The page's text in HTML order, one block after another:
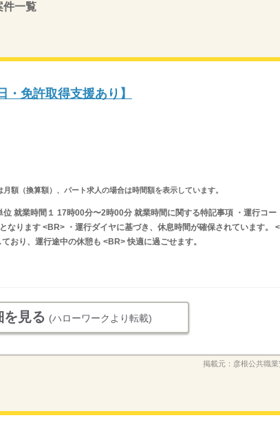
件一覧
免許取得支援あり】
額（換算額）、パート求人の場合は時間額を表示しています。
就業時間１ 17時00分〜2時00分 就業時間に関する特記事項 ・運行コー
なります <BR> ・運行ダイヤに基づき、休息時間が確保されています。 <
おり、運行途中の休憩も <BR> 快適に過ごせます。
見る (ハローワークより転載)
掲載元： 彦根公共職